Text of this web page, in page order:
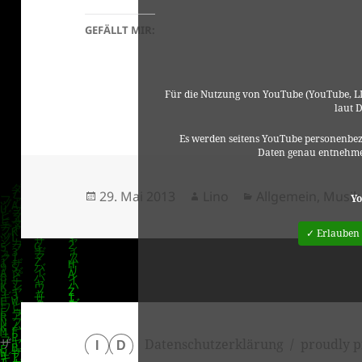
Für die Nutzung von YouTube (YouTube,
laut
Es werden seitens YouTube
Daten genau
✓ Erlauben
GEFÄLLT MIR:
Veröffentlicht
29. Mai 2013 Musik
D